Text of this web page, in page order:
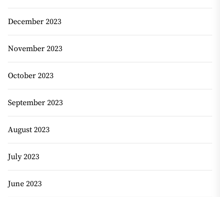
December 2023
November 2023
October 2023
September 2023
August 2023
July 2023
June 2023